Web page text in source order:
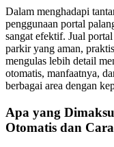
Dalam menghadapi
penggunaan portal
sangat efektif. Jual
parkir yang aman,
mengulas lebih detail
otomatis, manfaatnya,
berbagai area dengan
Apa yang
Otomatis dan